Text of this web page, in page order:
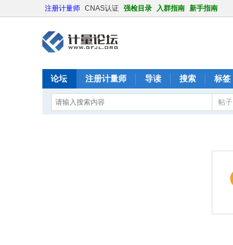
注册计量师 CNAS认证 强检目录 入群指南 新手指南
论坛 注册计量师 导读 搜索 标签
帖子